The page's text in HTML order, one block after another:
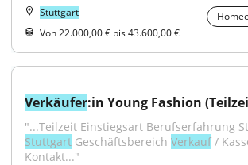
Stuttgart
Von 22.000,00 € bis 43.600,00 €
Verkäufer:in Young Fashion
Stuttgart Geschäftsbereich Verkauf /
Kontakt..."